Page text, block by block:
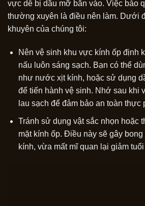
vực dễ bị dầu mỡ bắn vào. Việc bảo
thường xuyên là điều nên làm. Dưới
khuyên của chúng tôi:
Nên vệ sinh khu vực kính ốp định
nấu luôn sáng sạch. Bạn có thể
như nước xịt kính, hoặc sử dụng
để tiến hành vệ sinh. Nhớ sau khi
lau sạch để đảm bảo an toàn thực
Tránh sử dụng vật sắc nhọn hoặc
mặt kính ốp. Điều này sẽ gây
kính, vừa mất mĩ quan lại giảm